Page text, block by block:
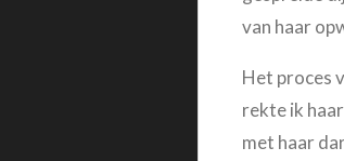
van haar
Het proces
rekte ik
met haar